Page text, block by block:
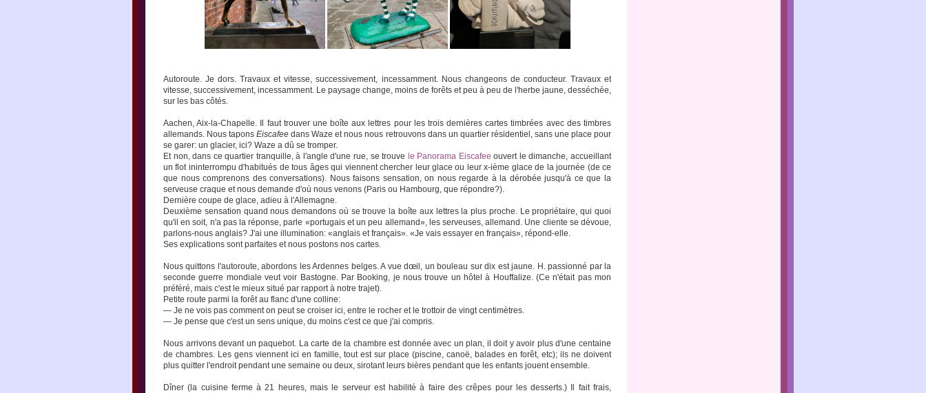
Autoroute. Je dors. Travaux et vitesse, successivement, incessamment. Nous changeons de conducteur. Travaux et
vitesse, successivement, incessamment. Le paysage change, moins de forêts et peu à peu de l'herbe jaune, desséchée,
sur les bas côtés.
Aachen, Aix-la-Chapelle. Il faut trouver une boîte aux lettres pour les trois dernières cartes timbrées avec des timbres
allemands. Nous taponsEiscafee dans Waze et nous nous retrouvons dans un quartier résidentiel, sans une place pour
se garer: un glacier, ici? Waze a dû se tromper.
Et non, dans ce quartier tranquille, à l'angle d'une rue, se trouve le Panorama Eiscafee ouvert le dimanche, accueillant
un flot ininterrompu d'habitués de tous âges qui viennent chercher leur glace ou leur x-ième glace de la journée (de ce
que nous comprenons des conversations). Nous faisons sensation, on nous regarde à la dérobée jusqu'à ce que la
serveuse craque et nous demande d'où nous venons (Paris ou Hambourg, que répondre?).
Dernière coupe de glace, adieu à l'Allemagne.
Deuxième sensation quand nous demandons où se trouve la boîte aux lettres la plus proche. Le propriétaire, qui quoi
qu'il en soit, n'a pas la réponse, parle «portugais et un peu allemand», les serveuses, allemand. Une cliente se dévoue,
parlons-nous anglais? J'ai une illumination: «anglais et français». «Je vais essayer en français», répond-elle.
Ses explications sont parfaites et nous postons nos cartes.
Nous quittons l'autoroute, abordons les Ardennes belges. A vue dœil, un bouleau sur dix est jaune. H. passionné par la
seconde guerre mondiale veut voir Bastogne. Par Booking, je nous trouve un hôtel à Houffalize. (Ce n'était pas mon
préféré, mais c'est le mieux situé par rapport à notre trajet).
Petite route parmi la forêt au flanc d'une colline:
— Je ne vois pas comment on peut se croiser ici, entre le rocher et le trottoir de vingt centimètres.
— Je pense que c'est un sens unique, du moins c'est ce que j'ai compris.
Nous arrivons devant un paquebot. La carte de la chambre est donnée avec un plan, il doit y avoir plus d'une centaine
de chambres. Les gens viennent ici en famille, tout est sur place (piscine, canoë, balades en forêt, etc); ils ne doivent
plus quitter l'endroit pendant une semaine ou deux, sirotant leurs bières pendant que les enfants jouent ensemble.
Dîner (la cuisine ferme à 21 heures, mais le serveur est habilité à faire des crêpes pour les desserts.) Il fait frais,